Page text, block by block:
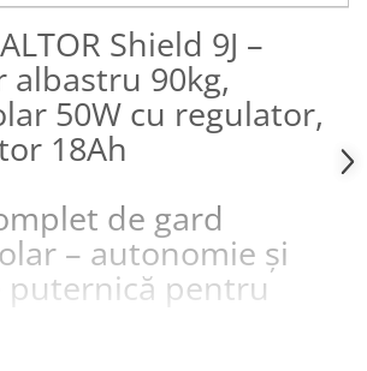
T-Post
Electric
Shield 9J –
albastru 90kg,
50W cu regulator,
18Ah
de gard
– autonomie și
puternică pentru